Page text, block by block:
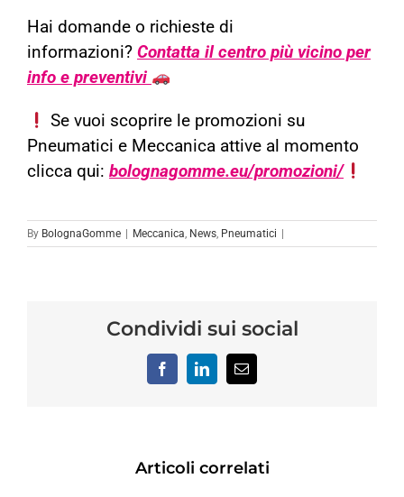
Hai domande o richieste di
informazioni? Contatta il centro più vicino per
info e preventivi
Se vuoi scoprire le promozioni su
Pneumatici e Meccanica attive al momento
clicca qui: bolognagomme.eu/promozioni/
By BolognaGomme Meccanica, News, Pneumatici
Condividi sui social
FacebookLinkedInEmail
Articoli correlati